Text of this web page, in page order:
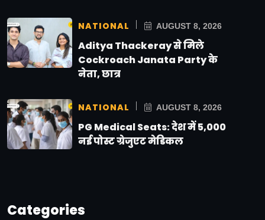
NATIONAL AUGUST 8, 2026
Aditya Thackeray से मिले
Cockroach Janata Party के
नेता, छात्र
NATIONAL AUGUST 8, 2026
PG Medical Seats: देश में 5,000
नई पोस्ट ग्रेजुएट मेडिकल
Categories